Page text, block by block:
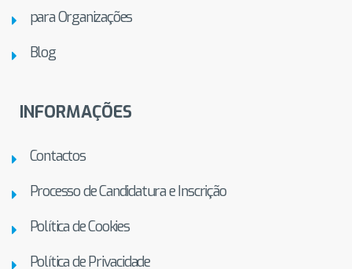
para Organizações
Blog
INFORMAÇÕES
Contactos
Processo de Candidatura e Inscrição
Política de Cookies
Política de Privacidade